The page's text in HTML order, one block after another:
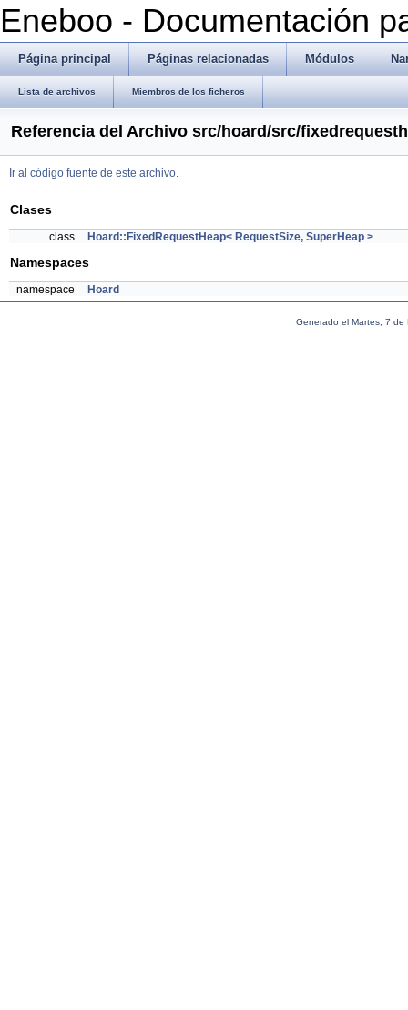
Eneboo - Documentación
Página principal Páginas relacionadas Módulos
Lista de archivos Miembros de los ficheros
Referencia del Archivo src/hoard/src/
Ir al código fuente de este archivo.
Clases
class Hoard::FixedRequestHeap< RequestSize, SuperHeap >
Namespaces
namespace Hoard
Generado el Martes, 7